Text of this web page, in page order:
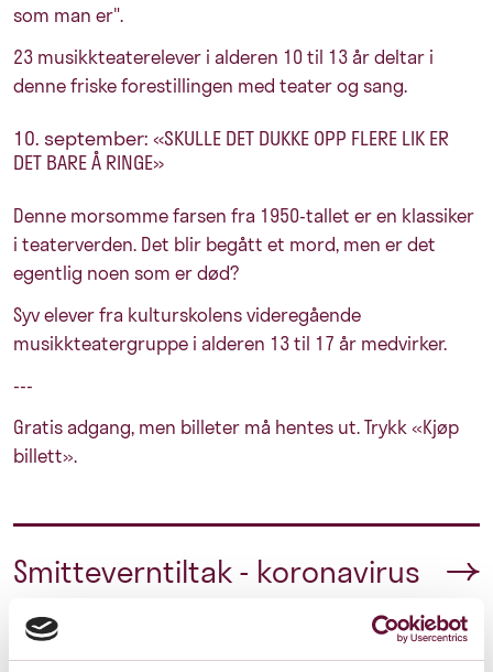
som man er".
23 musikkteaterelever i alderen 10 til 13 år deltar i
denne friske forestillingen med teater og sang.
10. september: «SKULLE DET DUKKE OPP FLERE LIK ER
DET BARE Å RINGE»
Denne morsomme farsen fra 1950-tallet er en klassiker
i teaterverden. Det blir begått et mord, men er det
egentlig noen som er død?
Syv elever fra kulturskolens videregående
musikkteatergruppe i alderen 13 til 17 år medvirker.
---
Gratis adgang, men billeter må hentes ut. Trykk «Kjøp
billett».
Smitteverntiltak - koronavirus